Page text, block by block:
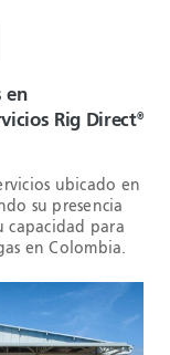
en
Rig Direct®
ubicado en
su presencia
capacidad para
en Colombia.